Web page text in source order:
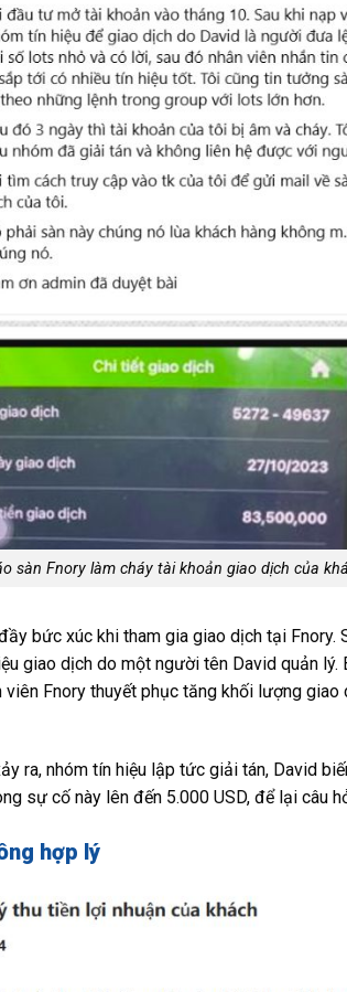
sàn Fnory làm cháy tài khoản giao dịch của
bức xúc khi tham gia giao dịch tại Fnory.
giao dịch do một người tên David quản
viên Fnory thuyết phục tăng khối lượng
ra, nhóm tín hiệu lập tức giải tán, David
sự cố này lên đến 5.000 USD, để lại câu
hợp lý